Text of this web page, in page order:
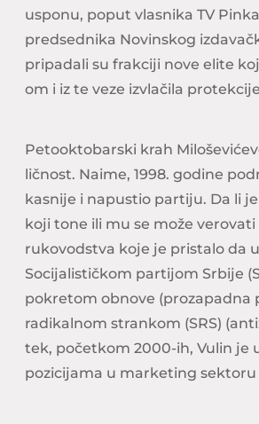
usponu, poput vlasnika TV
predsednika Novinskog
pripadali su frakciji nove elite
om i iz te veze izvlačila
Petooktobarski krah
ličnost. Naime, 1998. godine
kasnije i napustio partiju. Da li
koji tone ili mu se može verovati
rukovodstva koje je pristalo da
Socijalističkom partijom Srbije
pokretom obnove (prozapadna
radikalnom strankom (SRS)
tek, početkom 2000-ih, Vulin je
pozicijama u marketing